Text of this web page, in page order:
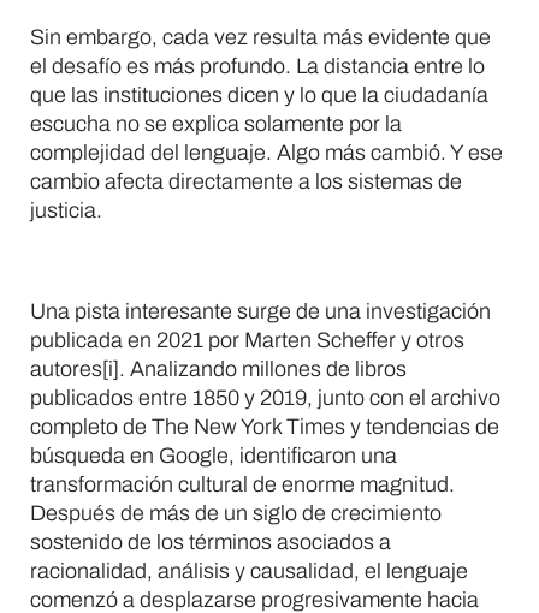
Sin embargo, cada vez resulta más evidente que
el desafío es más profundo. La distancia entre lo
que las instituciones dicen y lo que la ciudadanía
escucha no se explica solamente por la
complejidad del lenguaje. Algo más cambió. Y ese
cambio afecta directamente a los sistemas de
justicia.
Una pista interesante surge de una investigación
publicada en 2021 por Marten Scheffer y otros
autores[i]. Analizando millones de libros
publicados entre 1850 y 2019, junto con el archivo
completo de The New York Times y tendencias de
búsqueda en Google, identificaron una
transformación cultural de enorme magnitud.
Después de más de un siglo de crecimiento
sostenido de los términos asociados a
racionalidad, análisis y causalidad, el lenguaje
comenzó a desplazarse progresivamente hacia